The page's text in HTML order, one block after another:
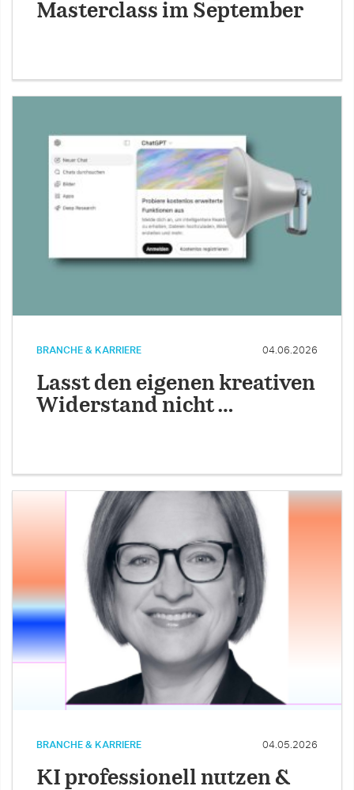
Masterclass im September
BRANCHE & KARRIERE 04.06.2026
Lasst den eigenen kreativen
Widerstand nicht …
BRANCHE & KARRIERE 04.05.2026
KI professionell nutzen &